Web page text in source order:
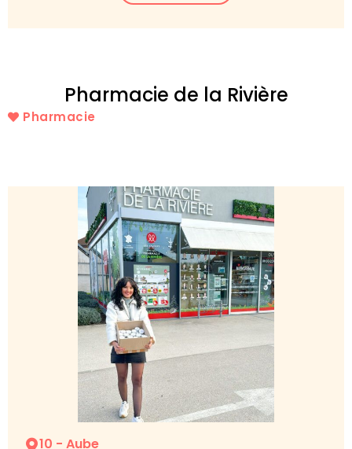
Pharmacie de la Rivière
Pharmacie
10 - Aube